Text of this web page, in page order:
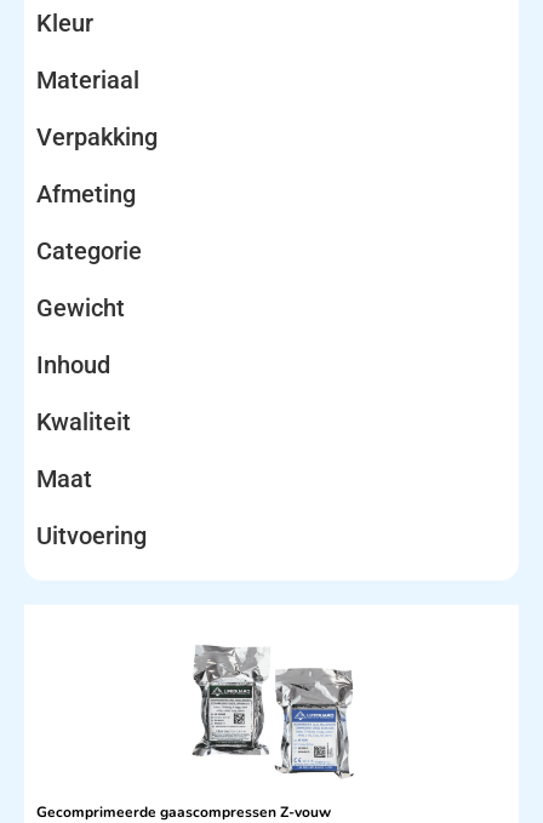
Kleur
Materiaal
Verpakking
Afmeting
Categorie
Gewicht
Inhoud
Kwaliteit
Maat
Uitvoering
Gecomprimeerde gaascompressen Z-vouw